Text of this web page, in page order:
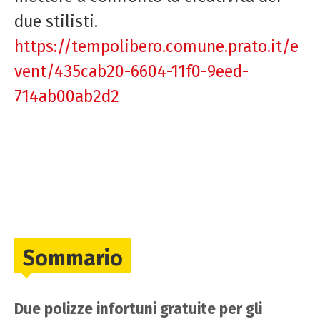
due stilisti.
https://tempolibero.comune.prato.it/e
vent/435cab20-6604-11f0-9eed-
714ab00ab2d2
Sommario
Due polizze infortuni gratuite per gli